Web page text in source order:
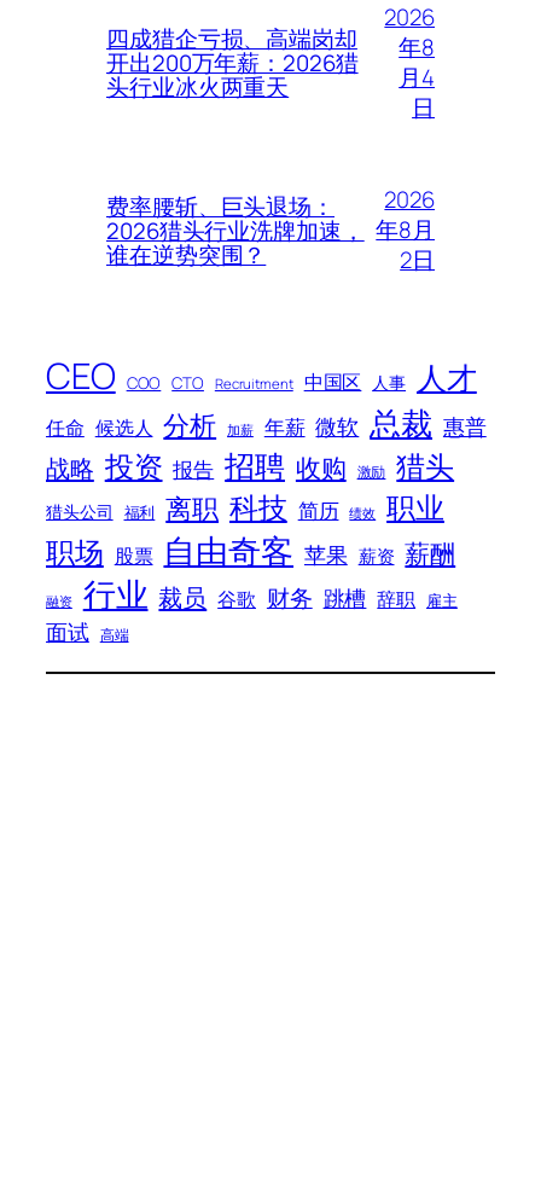
四成猎企亏损、高端岗却
开出200万年薪：2026猎
头行业冰火两重天
2026
年8
月4
日
费率腰斩、巨头退场：
2026猎头行业洗牌加速，
谁在逆势突围？
2026
年8月
2日
CEO COO CTO Recruitment 中国区 人事 人才
任命 候选人 分析 加薪 年薪 微软 总裁 惠普
战略 投资 报告 招聘 收购 激励 猎头
猎头公司 福利 离职 科技 简历 绩效 职业
职场 股票 自由奇客 苹果 薪资 薪酬
融资 行业 裁员 谷歌 财务 跳槽 辞职 雇主
面试 高端